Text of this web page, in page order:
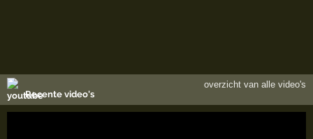
Recente video's
overzicht van alle video's